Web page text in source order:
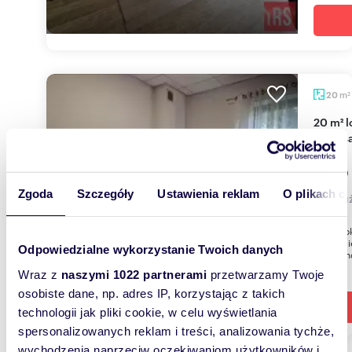
Zgoda Szczegóły Ustawienia reklam O plikach
Odpowiedzialne wykorzystanie Twoich danych
Wraz z naszymi 1022 partnerami przetwarzamy Twoje
osobiste dane, np. adres IP, korzystając z takich
technologii jak pliki cookie, w celu wyświetlania
spersonalizowanych reklam i treści, analizowania tychże,
20 m2
20 m² lokal na biuro w Chotomowie, jasne i
1 800
lokal
20m2
się na
przy